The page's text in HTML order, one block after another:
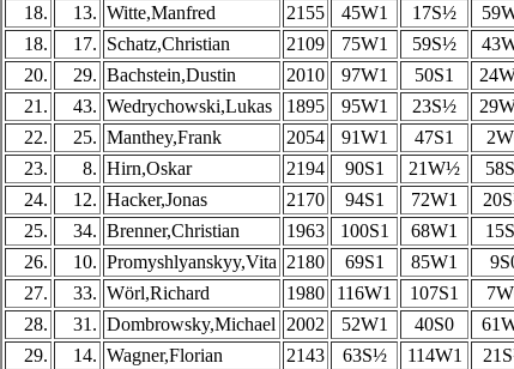
18.
13. Witte,Manfred 2155 45W1 17S½
18.
17. Schatz,Christian 2109 75W1 59S½
20.
29. Bachstein,Dustin 2010 97W1 50S1
21.
43. Wedrychowski,Lukas 1895 95W1 23S½
22.
25. Manthey,Frank 2054 91W1 47S1
23.
8. Hirn,Oskar 2194 90S1 21W½
24.
12. Hacker,Jonas 2170 94S1 72W1
25.
34. Brenner,Christian 1963 100S1 68W1
26.
10. Promyshlyanskyy,Vita 2180 69S1 85W1
27.
33. Wörl,Richard 1980 116W1 107S1
28.
31. Dombrowsky,Michael 2002 52W1 40S0
29.
14. Wagner,Florian 2143 63S½ 114W1